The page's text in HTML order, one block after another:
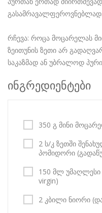
გასამრავალფეროვნებლად.
რჩევა: როცა მოცარელას
ზეითუნის ზეთი არ
საკაზმად ან უბრალოდ
ინგრედიენტები
350 გ მინი
2 ს/კ ზეთში
პომიდორი
150 მლ უმაღლესი
virgin)
2 კბილი ნიორი